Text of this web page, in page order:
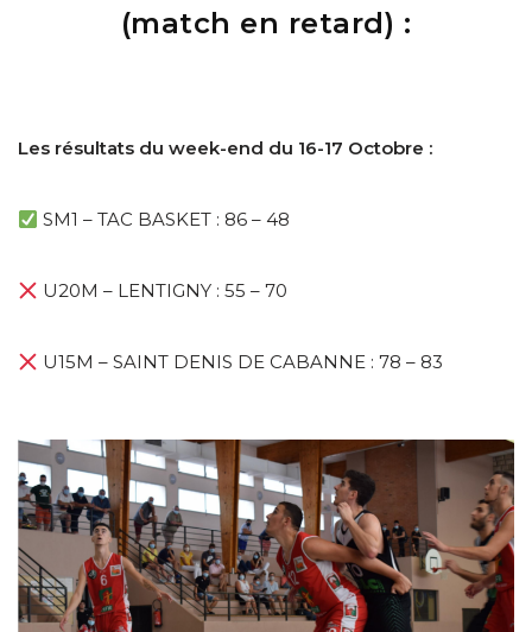
(match en retard) :
Les résultats du week-end du 16-17 Octobre :
SM1 – TAC BASKET : 86 – 48
U20M – LENTIGNY : 55 – 70
U15M – SAINT DENIS DE CABANNE : 78 – 83